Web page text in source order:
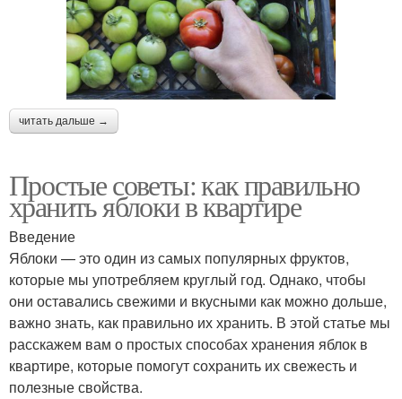
читать дальше →
Простые советы: как правильно
хранить яблоки в квартире
Введение
Яблоки — это один из самых популярных фруктов,
которые мы употребляем круглый год. Однако, чтобы
они оставались свежими и вкусными как можно дольше,
важно знать, как правильно их хранить. В этой статье мы
расскажем вам о простых способах хранения яблок в
квартире, которые помогут сохранить их свежесть и
полезные свойства.